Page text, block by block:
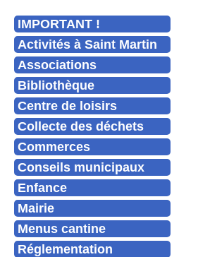
IMPORTANT !
Activités à Saint Martin
Associations
Bibliothèque
Centre de loisirs
Collecte des déchets
Commerces
Conseils municipaux
Enfance
Mairie
Menus cantine
Réglementation